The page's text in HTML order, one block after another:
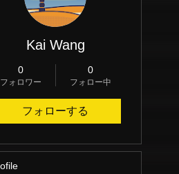
Kai Wang
0
フォロワー
0
フォロー中
フォローする